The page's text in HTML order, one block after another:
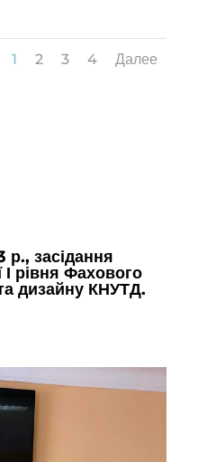
1 2 3 4 Далее
засідання
І рівня Фахового
дизайну КНУТД.